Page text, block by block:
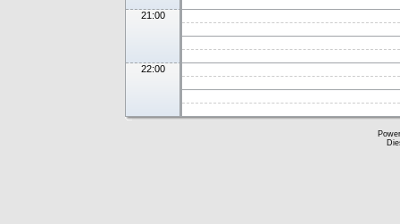
21:00
22:00